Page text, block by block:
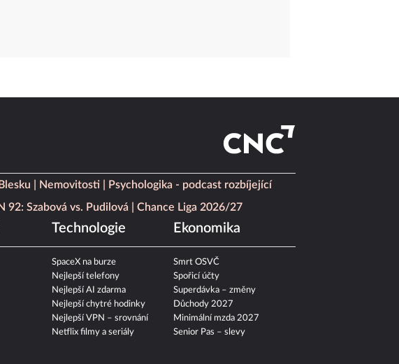
Nemovitosti
Psychologika - podcast rozbíjející
92: Szabová vs. Pudilová Chance Liga 2026/27
Technologie
SpaceX na burze
Nejlepší telefony
Nejlepší AI zdarma
Nejlepší chytré hodinky
Nejlepší VPN – srovnání
Netflix filmy a seriály
Ekonomika
Smrt OSVČ
Spořicí účty
Superdávka – změny
Důchody 2027
Minimální mzda 2027
Senior Pas – slevy